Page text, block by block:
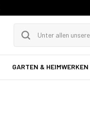
GARTEN & HEIMWERKEN